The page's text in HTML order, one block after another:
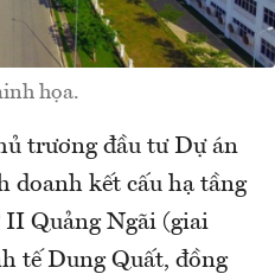
họa.
trương đầu tư Dự án
doanh kết cấu hạ tầng
II Quảng Ngãi (giai
tế Dung Quất, đồng